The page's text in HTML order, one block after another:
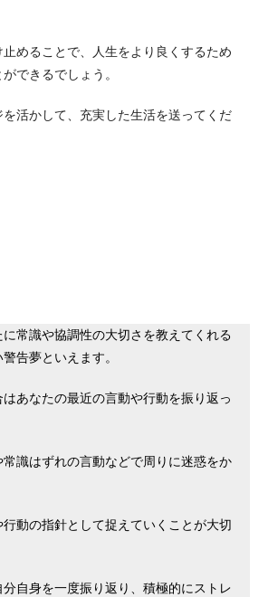
めることで、人生をより良くするため
できるでしょう。
活かして、充実した生活を送ってくだ
常識や協調性の大切さを教えてくれる
告夢といえます。
あなたの最近の言動や行動を振り返っ
識はずれの言動などで周りに迷惑をか
動の指針として捉えていくことが大切
自身を一度振り返り、積極的にストレ